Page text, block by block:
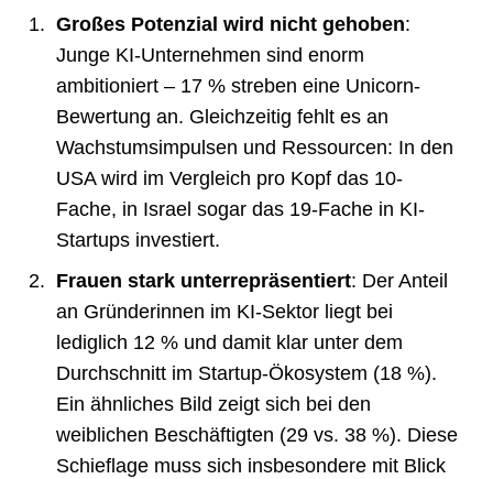
Großes Potenzial wird nicht gehoben:
Junge KI-Unternehmen sind enorm
ambitioniert – 17 % streben eine Unicorn-
Bewertung an. Gleichzeitig fehlt es an
Wachstumsimpulsen und Ressourcen: In den
USA wird im Vergleich pro Kopf das 10-
Fache, in Israel sogar das 19-Fache in KI-
Startups investiert.
Frauen stark unterrepräsentiert: Der Anteil
an Gründerinnen im KI-Sektor liegt bei
lediglich 12 % und damit klar unter dem
Durchschnitt im Startup-Ökosystem (18 %).
Ein ähnliches Bild zeigt sich bei den
weiblichen Beschäftigten (29 vs. 38 %). Diese
Schieflage muss sich insbesondere mit Blick